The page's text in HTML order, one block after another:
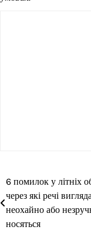
Навігація
записів
6 помилок у літніх
через які речі
неохайно або
носяться